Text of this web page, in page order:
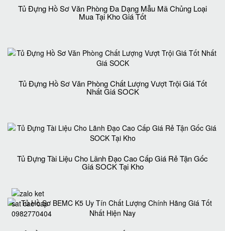
Tủ Đựng Hồ Sơ Văn Phòng Đa Dạng Mẫu Mã Chủng Loại
Mua Tại Kho Giá Tốt
Tủ Đựng Hồ Sơ Văn Phòng Chất Lượng Vượt Trội Giá Tốt
Nhất Giá SOCK
Tủ Đựng Tài Liệu Cho Lãnh Đạo Cao Cấp Giá Rẻ Tận Gốc
Giá SOCK Tại Kho